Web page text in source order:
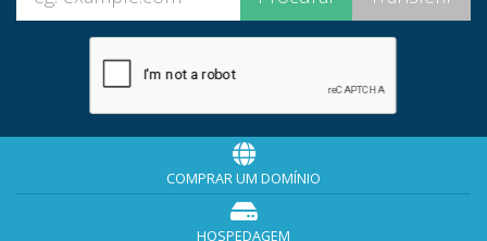
COMPRAR UM DOMÍNIO
HOSPEDAGEM